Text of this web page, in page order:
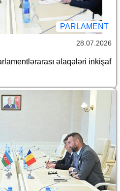
PARLAMENT
28.07.2026
əlaqələri inkişaf